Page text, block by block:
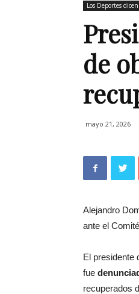
Los Deportes dicen
de
mayo 21, 2026
Alejandro
ante el
El presidente
fue
recuperados